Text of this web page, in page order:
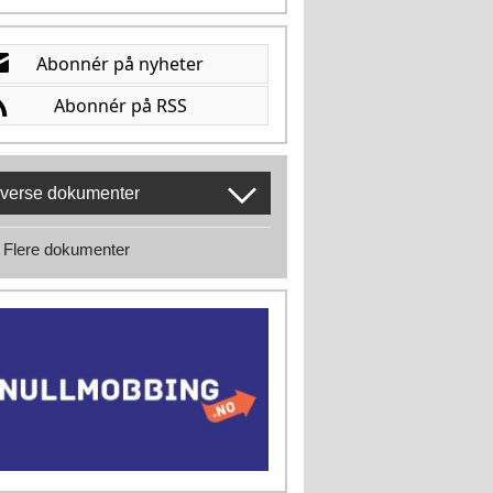
dokumenter
Flere dokumenter